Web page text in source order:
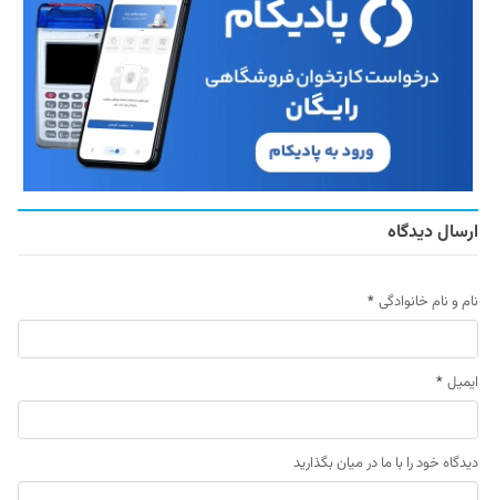
ارسال دیدگاه
نام و نام خانوادگی *
ایمیل *
دیدگاه خود را با ما در میان بگذارید